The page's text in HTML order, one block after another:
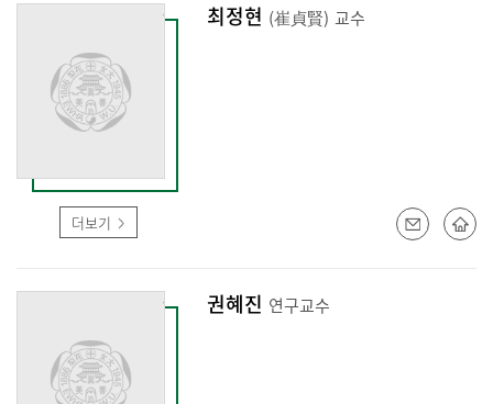
더보기
최정현 (崔貞賢) 교수
권혜진 연구교수